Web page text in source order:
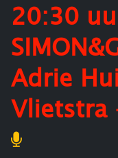
20:30
Adrie
Vlietstra